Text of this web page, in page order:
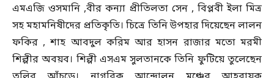
এমএজি ওসমানি ,বীর কন্যা প্রীতিলতা সেন , বিপ্লবী ইলা মিত্র
সহ মহামনিষীদের প্রতিকৃতি। চিত্রে তিনি উপহার দিয়েছেন লালন
ফকির , শাহ আবদুল করিম আর হাসন রাজার মতো মরমী
শিল্পীর অবয়ব। শিল্পী এসএম সুলতানকে তিনি ফুটিয়ে তুলেছেন